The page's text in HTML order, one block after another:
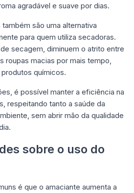
agradável e suave por dias.
são uma alternativa
para quem utiliza secadoras.
secagem, diminuem o atrito entre
roupas macias por mais tempo,
químicos.
é possível manter a eficiência na
respeitando tanto a saúde da
sem abrir mão da qualidade
sobre o uso do
é que o amaciante aumenta a